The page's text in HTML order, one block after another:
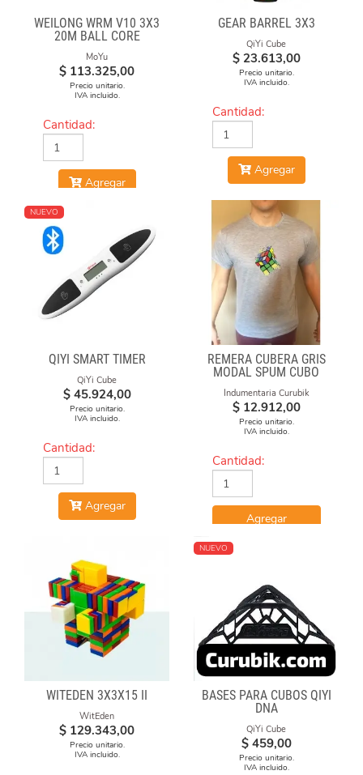
WEILONG WRM V10 3X3
20M BALL CORE
MAGLEV UV
MoYu
$ 113.325,00
Precio unitario.
IVA incluido.
Cantidad:
Agregar
GEAR BARREL 3X3
QiYi Cube
$ 23.613,00
Precio unitario.
IVA incluido.
Cantidad:
Agregar
NUEVO
QIYI SMART TIMER
QiYi Cube
$ 45.924,00
Precio unitario.
IVA incluido.
Cantidad:
Agregar
REMERA CUBERA GRIS
MODAL SPUM CUBO
Indumentaria Curubik
$ 12.912,00
Precio unitario.
IVA incluido.
Cantidad:
Agregar
WITEDEN 3X3X15 II
WitEden
$ 129.343,00
Precio unitario.
IVA incluido.
NUEVO
BASES PARA CUBOS QIYI
DNA
QiYi Cube
$ 459,00
Precio unitario.
IVA incluido.